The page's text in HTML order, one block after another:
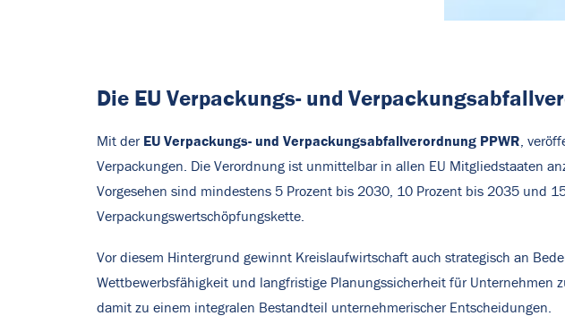
Die EU Verpackungs- und
Mit der EU Verpackungs- und Verpackungsabfallverordnung PPWR ,
Verpackungen. Die Verordnung ist unmittelbar in allen EU Mitgliedstaaten
Vorgesehen sind mindestens 5 Prozent bis 2030, 10 Prozent bis 2035 und
Verpackungswertschöpfungskette.
Vor diesem Hintergrund gewinnt Kreislaufwirtschaft auch strategisch an
Wettbewerbsfähigkeit und langfristige Planungssicherheit für Unternehmen
damit zu einem integralen Bestandteil unternehmerischer Entscheidungen.